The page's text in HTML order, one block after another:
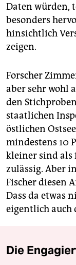
Daten würden,
besonders
hinsichtlich
zeigen.
Forscher
aber sehr wohl
den
staatlichen
östlichen
mindestens 10
kleiner sind als
zulässig. Aber
Fischer diesen
Dass da etwas
eigentlich auch
Die